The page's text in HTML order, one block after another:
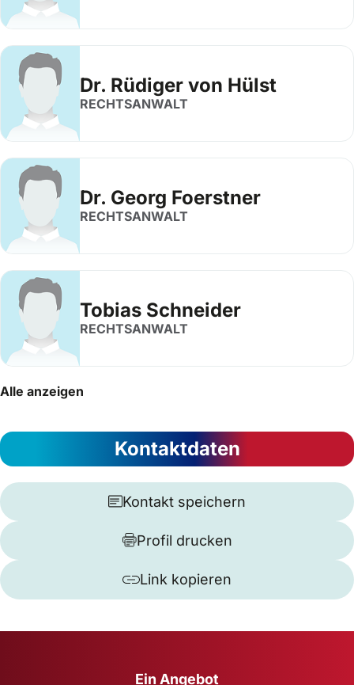
Dr. Rüdiger von Hülst
RECHTSANWALT
Dr. Georg Foerstner
RECHTSANWALT
Tobias Schneider
RECHTSANWALT
Alle anzeigen
Kontaktdaten
Kontakt speichern
Profil drucken
Link kopieren
Ein Angebot